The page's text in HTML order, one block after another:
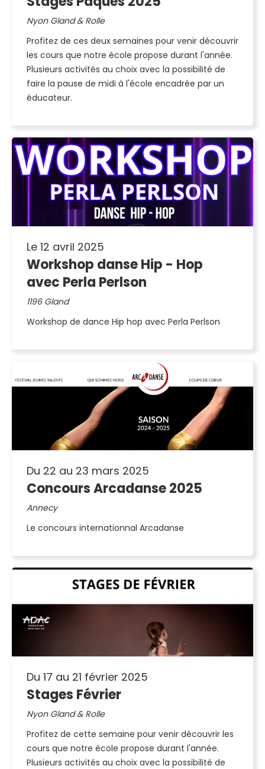
Nyon Gland & Rolle
Profitez de ces deux semaines pour venir découvrir
les cours que notre école propose durant l'année.
Plusieurs activités au choix avec la possibilité de
faire la pause de midi à l'école encadrée par un
éducateur.
Le 12 avril 2025
Workshop danse Hip - Hop
avec Perla Perlson
1196 Gland
Workshop de dance Hip hop avec Perla Perlson
Du 22 au 23 mars 2025
Concours Arcadanse 2025
Annecy
Le concours internationnal Arcadanse
Du 17 au 21 février 2025
Stages Février
Nyon Gland & Rolle
Profitez de cette semaine pour venir découvrir les
cours que notre école propose durant l'année.
Plusieurs activités au choix avec la possibilité de